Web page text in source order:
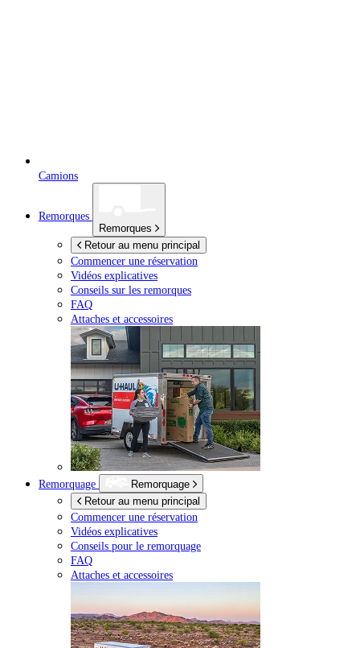
Camions
Remorques
Remorques
Retour au menu principal
Commencer une réservation
Vidéos explicatives
Conseils sur les remorques
FAQ
Attaches et accessoires
Remorquage
Remorquage
Retour au menu principal
Commencer une réservation
Vidéos explicatives
Conseils pour le remorquage
FAQ
Attaches et accessoires